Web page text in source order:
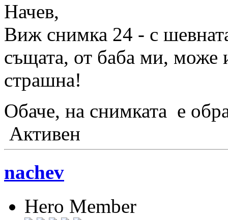
Начев,
Виж снимка 24 - с
същата, от баба ми, може
страшна!
Обаче, на снимката е
Активен
nachev
Hero Member